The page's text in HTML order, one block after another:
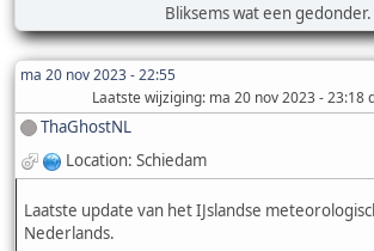
Bliksems wat een gedonder.
ma 20 nov 2023 - 22:55
Laatste wijziging: ma 20 nov 2023 - 23:18
ThaGhostNL
Location: Schiedam
Laatste update van het IJslandse
Nederlands.